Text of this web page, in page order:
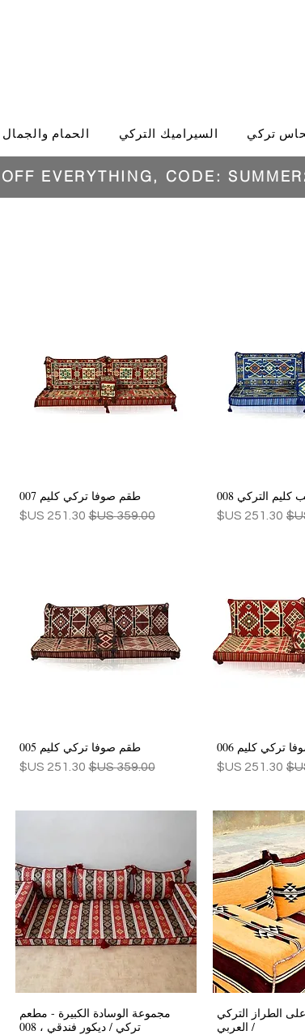
الحمام والجمال السيراميك التركي تركي
EVERYTHING, CODE:
التركي 008
سعر البيع
العرض السريع
طقم صوفا تركي كليم 007
سعر عادي‏359.00 US$ سعر البيع
تركي كليم 006
سعر البيع
العرض السريع
طقم صوفا تركي كليم 005
سعر عادي‏359.00 US$ سعر البيع
الطراز التركي
/ العربي
العرض السريع
مجموعة الوسادة الكبيرة - مطعم
تركي / ديكور فندقي ، 008